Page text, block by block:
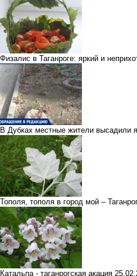
Физалис в Таганроге: яркий и
В Дубках местные жители высадили
Тополя, тополя в город мой –
Катальпа - таганрогская акация